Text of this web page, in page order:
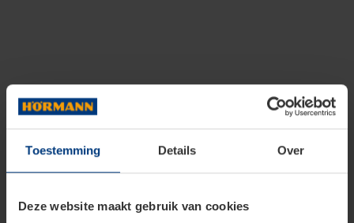
Toestemming Details Over
Deze website maakt gebruik van cookies